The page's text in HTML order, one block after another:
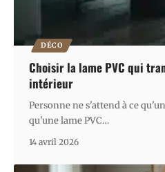
DÉCO
Choisir la lame PVC qui
intérieur
Personne ne s'attend à ce
qu'une lame PVC…
14 avril 2026